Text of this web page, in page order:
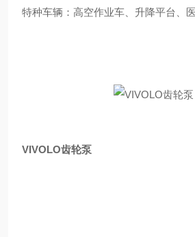
特种车辆：高空作业车、升降平台、
VIVOLO齿轮泵